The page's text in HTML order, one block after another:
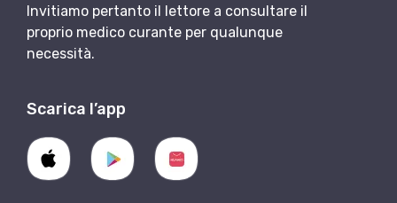
Invitiamo pertanto il lettore a consultare il
proprio medico curante per qualunque
necessità.
Scarica l’app